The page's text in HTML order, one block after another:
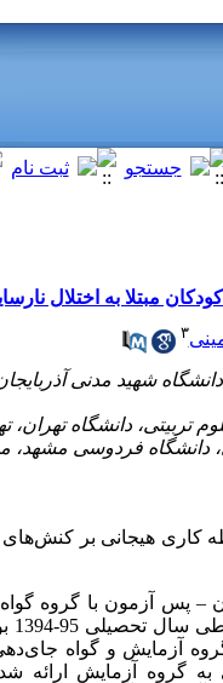
مبتلا به اختلال
۳
هیجانی بر کنش‌های
پس آزمون با گروه
آزمایش و گواه
به‌صورت انفرادی به گروه